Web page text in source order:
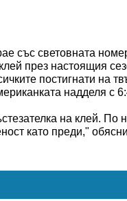
със световната
през настоящия
постигнати на
надделя с
на клей.
като преди,"